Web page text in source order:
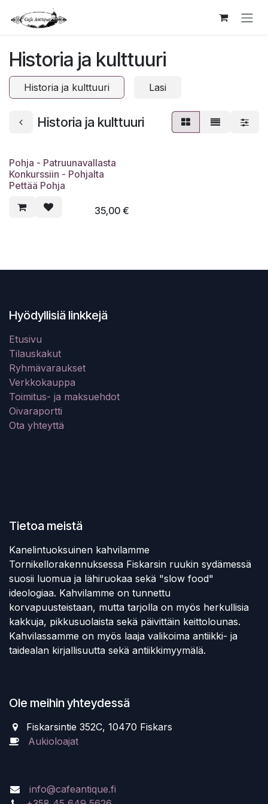
Siirry sisältöön
Historia ja kulttuuri
Historia ja kulttuuri Lasi
Historia ja kulttuuri
Pohja - Patruunavallasta
Konkurssiin - Pohjalta
Pettää Pohja
35,00€
Hyödyllisiä linkkejä
Etusivu
Tilauskakut
Ryhmävaraukset
Verkkokauppa
Toimitus- ja maksuehdot
Oivaraportti
Ota yhteyttä
Tietoa meistä
Kanelintuoksuinen kahvilamme
Tornikellorakennuksessa Fiskarsin ruukin sydämessä
suosii luomua ja lähiruokaa sekä "slow food"
ideologiaa. Kahvilamme on tunnettu
korvapuusteistaan, mutta tarjolla on myös herkullisia
kakkuja, pikkusuolaista sekä päivittäin keittolounas.
Kahvilassamme on myös laaja valikoima antiikki- ja
taidealan kirjallisuutta sekä antiikkimyymälä.
Ole meihin yhteydessä
Fiskarsintie 352C, 10470 Fiskars
Aukioloajat
info@cafeantique.fi